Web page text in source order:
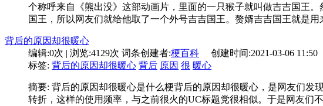
个称呼来自《熊出没》这部动画片，里面的一只猴子就叫做吉吉国王
国王，所以网友们就给他取了一个外号吉吉国王。赘婿吉吉国王就是用
背后的原因却很暖心
编辑:0次 | 浏览:4129次 词条创建者:梗百科 创建时间:2021-03-06 11:50
标签: 背后的原因却很暖心 背后 原因 很 暖心
摘要: 背后的原因却很暖心是什么梗背后的原因却很暖心，是网友们
转折，这样的使用频率，与之前很火的UC标题党很相似。于是网友们